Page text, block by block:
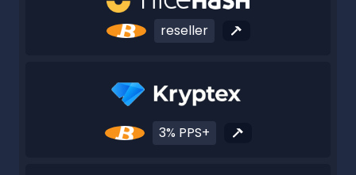
reseller
3% PPS+